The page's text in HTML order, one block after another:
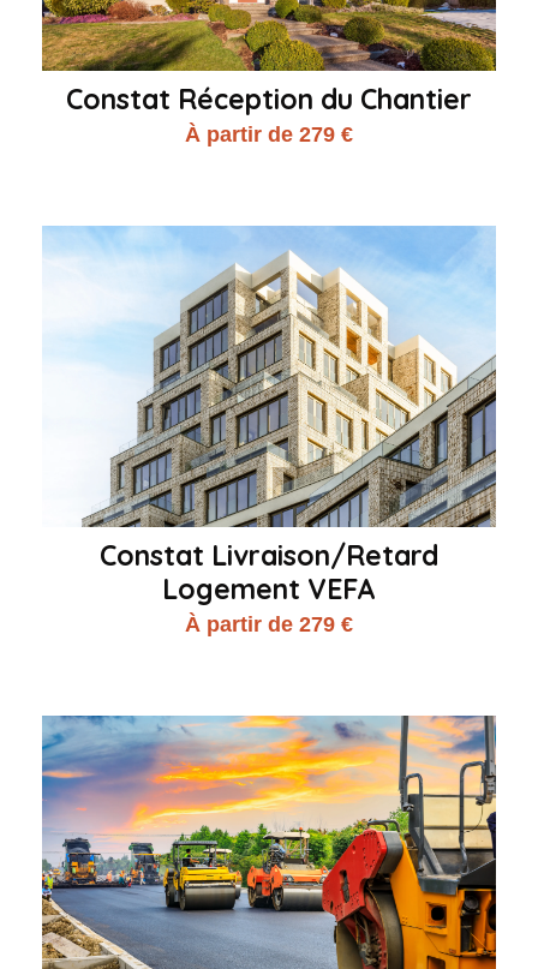
Constat Réception du Chantier
À partir de 279 €
Constat Livraison/Retard
Logement VEFA
À partir de 279 €